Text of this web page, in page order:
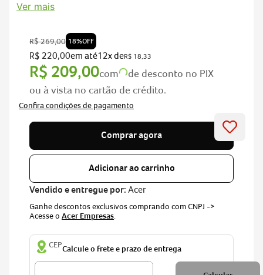
Ver mais
R$269,00 18%OFF
R$ 220,00em até12x deR$ 18,33
R$ 209,00com
de desconto no PIX
ou à vista no cartão de crédito.
Comprar agora
Adicionar ao carrinho
Vendido e entregue por: Acer
Ganhe descontos exclusivos comprando com CNPJ ->
Acesse o Acer Empresas
CEP